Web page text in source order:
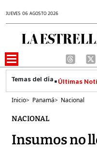
JUEVES 06 AGOSTO 2026
Últimas
Inicio> Panamá> Nacional
NACIONAL
Insumos no